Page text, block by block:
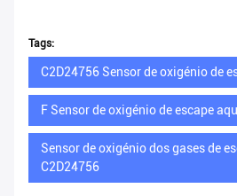
Tags:
C2D24756 Sensor de oxigénio de
F Sensor de oxigénio de escape
Sensor de oxigénio dos gases de
C2D24756